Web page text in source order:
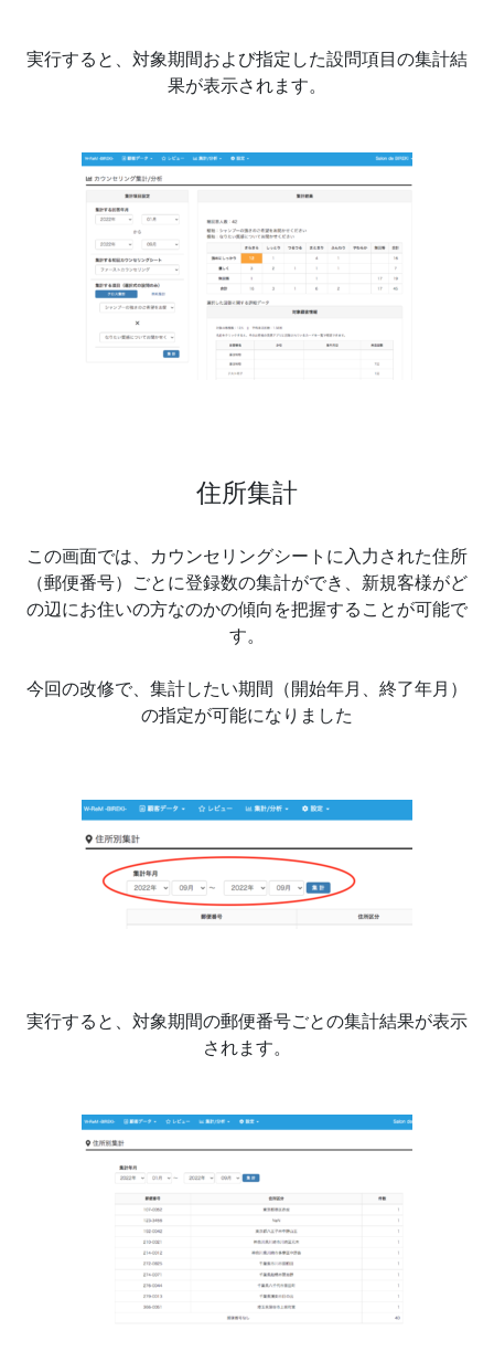
実行すると、対象期間および指定した設問項目の集計結
果が表示されます。
住所集計
この画面では、カウンセリングシートに入力された住所
（郵便番号）ごとに登録数の集計ができ、新規客様がど
の辺にお住いの方なのかの傾向を把握することが可能で
す。
今回の改修で、集計したい期間（開始年月、終了年月）
の指定が可能になりました
実行すると、対象期間の郵便番号ごとの集計結果が表示
されます。